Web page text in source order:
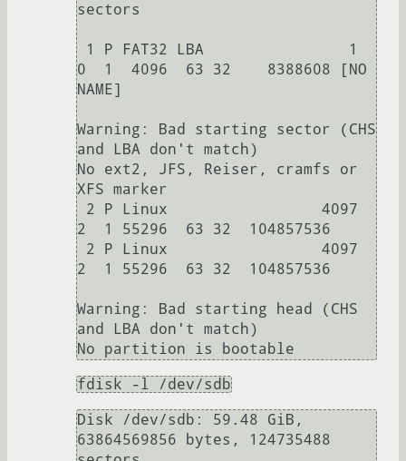
sectors
0  1  4096  63 32    8388608 [NO
NAME]
Warning: Bad starting sector (CHS
and LBA don't match)
No ext2, JFS, Reiser, cramfs or
XFS marker
2  1 55296  63 32  104857536
2  1 55296  63 32  104857536
Warning: Bad starting head (CHS
and LBA don't match)
fdisk -l /dev/sdb
Disk /dev/sdb: 59.48 GiB,
63864569856 bytes, 124735488